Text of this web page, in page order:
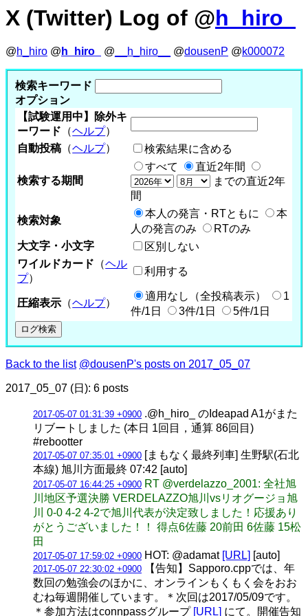
X (Twitter) Log of @h_hiro_
@h_hiro @ h_hiro_ @ __h_hiro__ @dousenP @k000072
検索キーワード
オプション
【試験運用中】除外キ
ーワード （ヘルプ）
自動投稿 （ヘルプ） 検索結果に含める
検索する期間
すべて
直近2年間
までの直近2年
間
検索対象
本人の発言・RTともに
本
人の発言のみ
RTのみ
大文字・小文字
区別しない
ワイルドカード （ヘル
プ）
利用する
圧縮表示 （ヘルプ）
適用なし（全投稿表示）
1
件/1日
3件/1日 5件/1日
Back to the list @dousenP's posts on 2017_05_07
2017_05_07 (日): 6 posts
2017-05-07 01:31:39 +0900 .@h_hiro_ のIdeapad A1がまた
リブートしました (本日 1回目，通算 86回目)
#rebootter
2017-05-07 07:35:01 +0900 [まもなく最終列車] 生野駅(石北
本線) 旭川方面最終 07:42 [auto]
2017-05-07 16:44:25 +0900 RT @verdelazzo_2001: 全社旭
川地区予選決勝 VERDELAZZO旭川vsリオグージョ旭
川 0-0 4-2 4-2で旭川代表が決定致しました！応援あり
がとうございました！！ 得点6佐藤 20前田 6佐藤 15松
田
2017-05-07 17:59:02 +0900 HOT: @adamat [URL] [auto]
2017-05-07 22:30:02 +0900 【告知】Sapporo.cppでは、年
数回の勉強会のほかに、オンラインもくもく会をおお
むね毎週開催しています。＊次回は2017/05/09です。
＊参加方法はconnpassグループ [URL] にて。開催告知